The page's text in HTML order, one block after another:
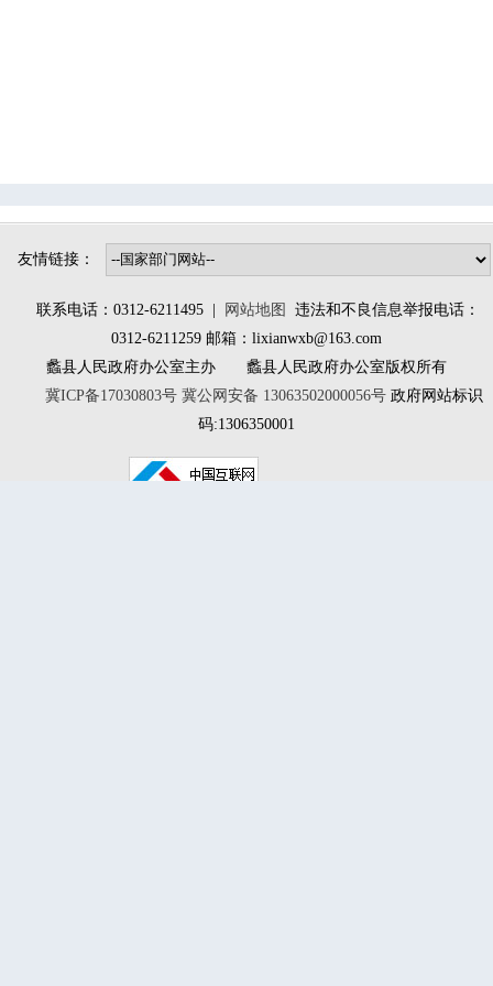
大百尺镇
南庄镇
北埝头乡